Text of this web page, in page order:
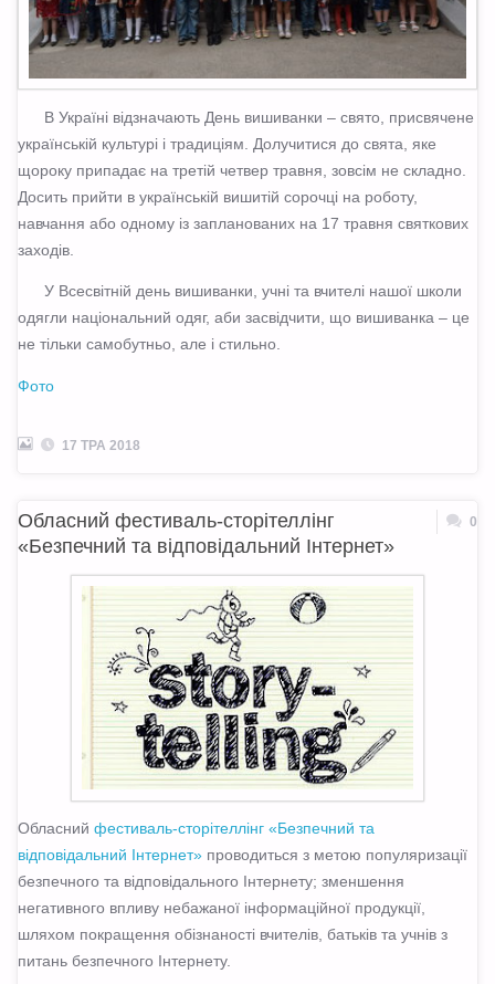
В Україні відзначають День вишиванки – свято, присвячене
українській культурі і традиціям. Долучитися до свята, яке
щороку припадає на третій четвер травня, зовсім не складно.
Досить прийти в українській вишитій сорочці на роботу,
навчання або одному із запланованих на 17 травня святкових
заходів.
У Всесвітній день вишиванки, учні та вчителі нашої школи
одягли національний одяг, аби засвідчити, що вишиванка – це
не тільки самобутньо, але і стильно.
Фото
17 ТРА 2018
Обласний фестиваль-сторітеллінг
«Безпечний та відповідальний Інтернет»
0
Обласний фестиваль-сторітеллінг «Безпечний та
відповідальний Інтернет» проводиться з метою популяризації
безпечного та відповідального Інтернету; зменшення
негативного впливу небажаної інформаційної продукції,
шляхом покращення обізнаності вчителів, батьків та учнів з
питань безпечного Інтернету.